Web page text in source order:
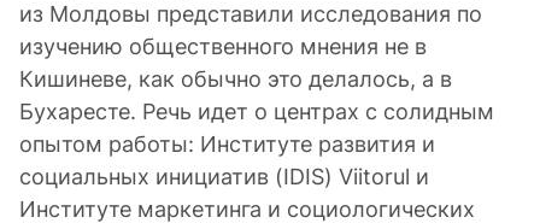
из Молдовы представили исследования по
изучению общественного мнения не в
Кишиневе, как обычно это делалось, а в
Бухаресте. Речь идет о центрах с солидным
опытом работы: Институте развития и
социальных инициатив (IDIS) Viitorul и
Институте маркетинга и социологических